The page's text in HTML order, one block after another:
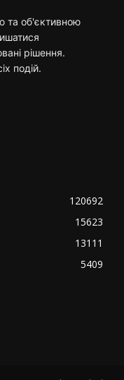
та об'єктивною
рішення.
подій.
120692
15623
13111
5409